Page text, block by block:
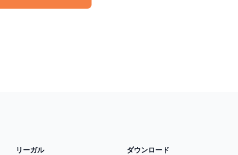
リーガル ダウンロード